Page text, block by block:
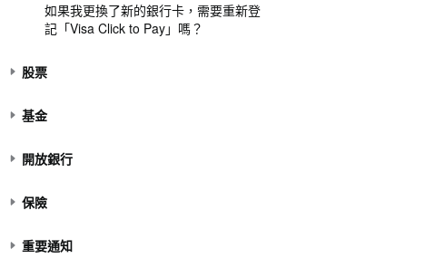
如果我更換了新的銀行卡，需要重新登
記「Visa Click to Pay」嗎？
股票
基金
開放銀行
保險
重要通知